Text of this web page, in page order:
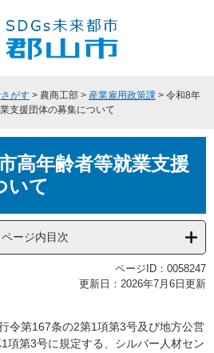
がす > 農商工部 > 産業雇用政策課 > 令和8年
支援団体の募集について
高年齢者等就業支援
いて
ページ内目次
ページID：0058247
更新日：2026年7月6日更新
令第167条の2第1項第3号及び地方公営
項第3号に規定する、シルバー人材セン